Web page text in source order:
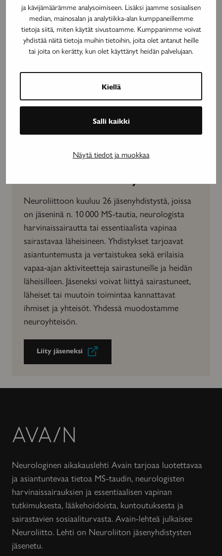
ja kävijämäärämme analysoimiseen. Lisäksi jaamme sosiaalisen
median, mainosalan ja analytiikka-alan kumppaneillemme
tietoja siitä, miten käytät sivustoamme. Kumppanimme voivat
yhdistää näitä tietoja muihin tietoihin, joita olet antanut heille
tai joita on kerätty, kun olet käyttänyt heidän palvelujaan.
Kiellä
Salli kaikki
Näytä tiedot ja muokkaa
Neuroliittoon kuuluu 26 jäsenyhdistystä, joissa
on jäseninä n. 10 000 MS-tautia, neurologista
harvinaissairautta tai essentiaalista vapinaa
sairastavaa läheisineen. Yhdistykset tarjoavat
asiantuntemusta ja vertaistukea sekä erilaisia
vapaa-ajan aktiviteetteja sairastuneille ja heidän
läheisilleen. Jäseneksi voivat liittyä sairastuneet,
läheiset tai muutoin toimintaa kannattavat
ihmiset ja yhteisöt. Yhdessä muodostamme
neuroyhteisön.
Liity jäseneksi
Avain-
lehti
Neurologinen aikakauslehti Avain tarjoaa luotettavaa
ja asiantuntevaa tietoa MS-taudin, neurologisten
harvinaissairauksien ja essentiaalisen vapinan
tutkimuksesta, lääkehoidoista, kuntoutuksesta ja
sairastavien sosiaaliturvasta. Avain-lehteä julkaisee
Neuroliitto. Lehti on Neuroliiton jäsenyhdistysten
jäsenetu.